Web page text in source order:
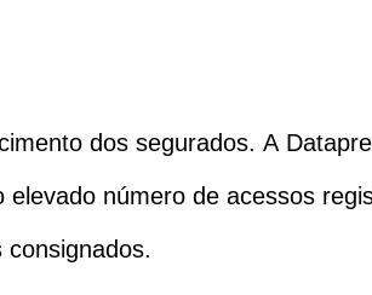
dos segurados. A
número de acessos